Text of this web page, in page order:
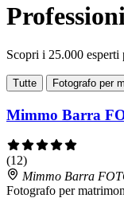
Scopri i 25.000
Tutte Fotografo per
Mimmo Barra
(12)
Mimmo Barra
Fotografo per